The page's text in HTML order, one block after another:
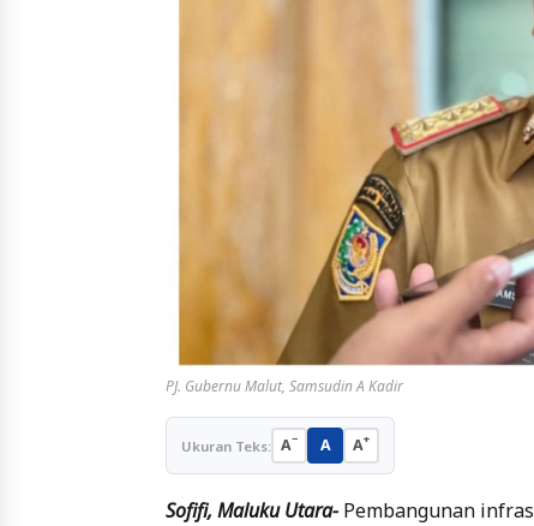
PJ. Gubernu Malut, Samsudin A Kadir
Ukuran Teks: A− A A+
Sofifi, Maluku Utara- Pembangunan